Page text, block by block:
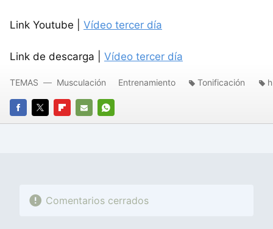
Link Youtube | Vídeo tercer día
Link de descarga | Vídeo tercer día
FACEBOOK
TWITTERFLIPBOARD
E-
WHATSAPP
TEMAS Musculación Entrenamiento Tonificación
Comentarios cerrados